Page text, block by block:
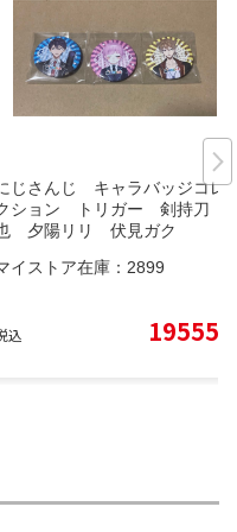
じさんじ キャラバッジコレ
ション トリガー 剣持刀
夕陽リリ 伏見ガク
イストア在庫： 2899
込 19555